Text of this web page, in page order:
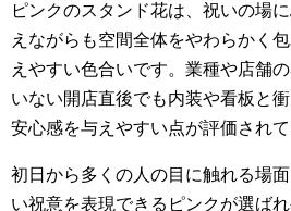
ピンクのスタンド花は、祝いの場
えながらも空間全体をやわらかく
えやすい色合いです。業種や店舗
いない開店直後でも内装や看板と
安心感を与えやすい点が評価されて
初日から多くの人の目に触れる場
い祝意を表現できるピンクが選ば